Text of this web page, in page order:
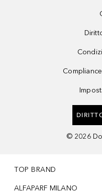
© 2026
TOP BRAND
ALFAPARF MILANO